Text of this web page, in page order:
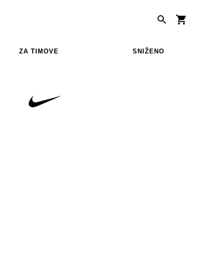
ZA TIMOVE SNIŽENO